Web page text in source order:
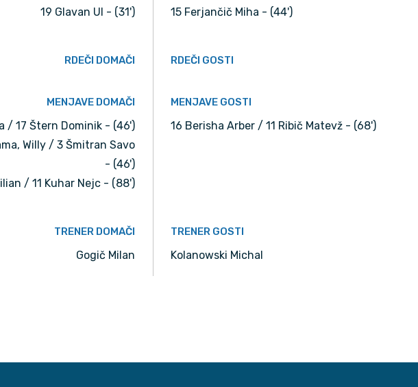
19 Glavan Ul - (31')
15 Ferjančič Miha - (44')
RDEČI DOMAČI RDEČI GOSTI
MENJAVE DOMAČI
/ 17 Štern Dominik - (46')
Willy / 3 Šmitran Savo
- (46')
/ 11 Kuhar Nejc - (88')
MENJAVE GOSTI
16 Berisha Arber / 11 Ribič Matevž - (68')
TRENER DOMAČI
Gogič Milan
TRENER GOSTI
Kolanowski Michal